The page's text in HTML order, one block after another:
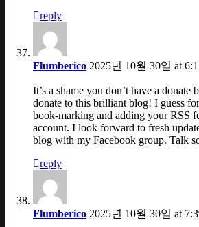
reply
Flumberico 2025년 10월 30일 at
It’s a shame you don’t have a donate
donate to this brilliant blog! I guess
book-marking and adding your RSS
account. I look forward to fresh
blog with my Facebook group. Talk
reply
Flumberico 2025년 10월 30일 at